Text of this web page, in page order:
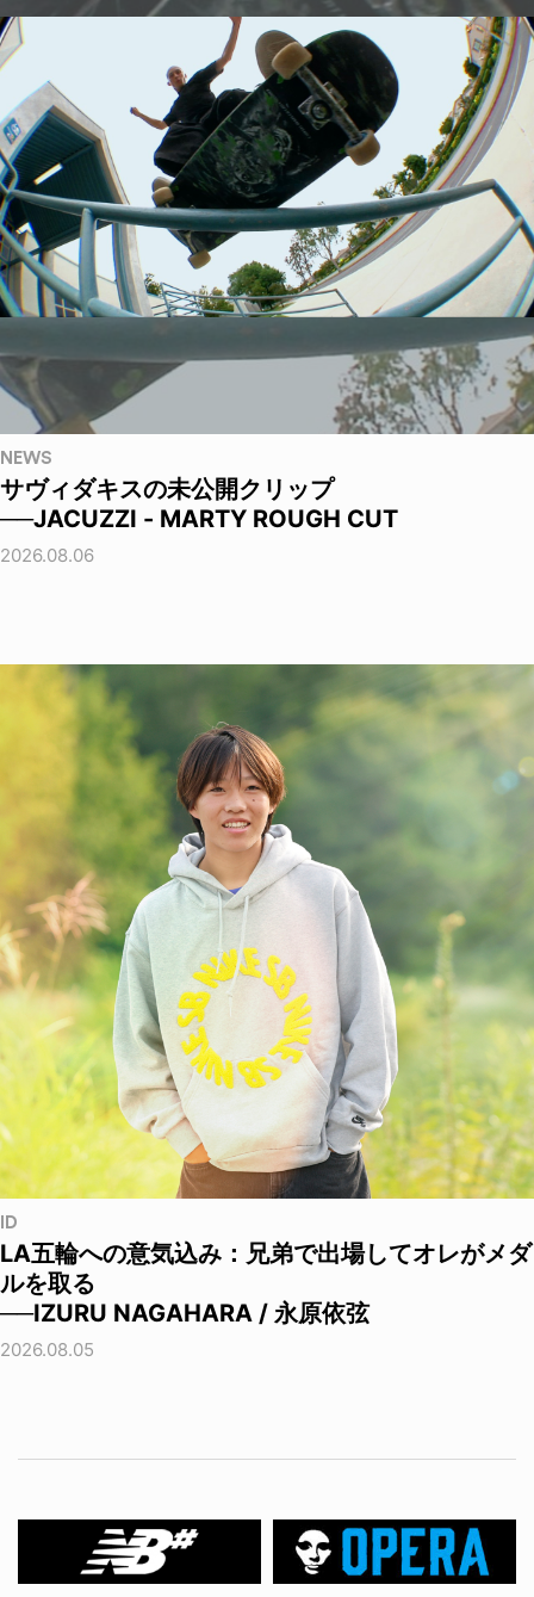
NEWS
サヴィダキスの未公開クリップ
──JACUZZI - MARTY ROUGH CUT
2026.08.06
ID
LA五輪への意気込み：兄弟で出場してオレがメダ
ルを取る
──IZURU NAGAHARA / 永原依弦
2026.08.05